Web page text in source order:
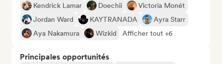
Kendrick Lamar Doechii
Victoria Monét
Jordan Ward
KAYTRANADA
Ayra Starr
Aya Nakamura
Wizkid Afficher tout +6
Principales opportunités